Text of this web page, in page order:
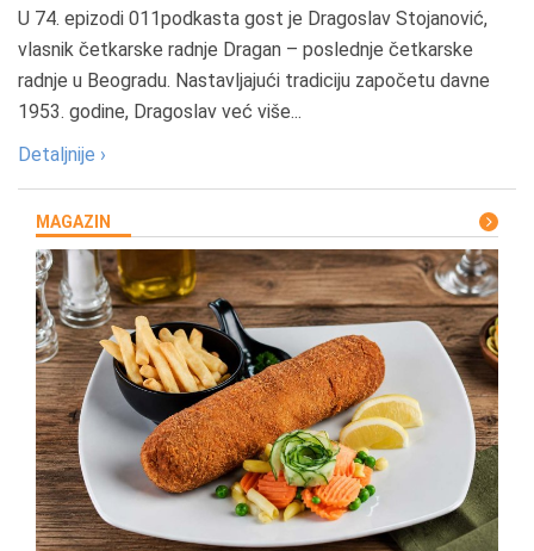
U 74. epizodi 011podkasta gost je Dragoslav Stojanović,
vlasnik četkarske radnje Dragan – poslednje četkarske
radnje u Beogradu. Nastavljajući tradiciju započetu davne
1953. godine, Dragoslav već više...
Detaljnije ›
MAGAZIN